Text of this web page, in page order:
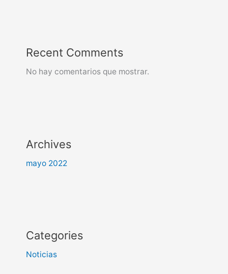
Recent Comments
No hay comentarios que mostrar.
Archives
mayo 2022
Categories
Noticias